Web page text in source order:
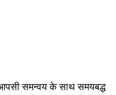
आपसी समन्वय के साथ समयबद्ध